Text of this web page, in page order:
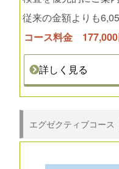
従来の金額よりも
コース料金
詳しく見る
エグゼクティブコース